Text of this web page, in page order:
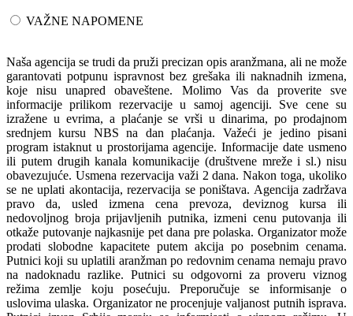
VAŽNE NAPOMENE
Naša agencija se trudi da pruži precizan opis aranžmana, ali ne može
garantovati potpunu ispravnost bez grešaka ili naknadnih izmena,
koje nisu unapred obaveštene. Molimo Vas da proverite sve
informacije prilikom rezervacije u samoj agenciji. Sve cene su
izražene u evrima, a plaćanje se vrši u dinarima, po prodajnom
srednjem kursu NBS na dan plaćanja. Važeći je jedino pisani
program istaknut u prostorijama agencije. Informacije date usmeno
ili putem drugih kanala komunikacije (društvene mreže i sl.) nisu
obavezujuće. Usmena rezervacija važi 2 dana. Nakon toga, ukoliko
se ne uplati akontacija, rezervacija se poništava. Agencija zadržava
pravo da, usled izmena cena prevoza, deviznog kursa ili
nedovoljnog broja prijavljenih putnika, izmeni cenu putovanja ili
otkaže putovanje najkasnije pet dana pre polaska. Organizator može
prodati slobodne kapacitete putem akcija po posebnim cenama.
Putnici koji su uplatili aranžman po redovnim cenama nemaju pravo
na nadoknadu razlike. Putnici su odgovorni za proveru viznog
režima zemlje koju posećuju. Preporučuje se informisanje o
uslovima ulaska. Organizator ne procenjuje valjanost putnih isprava.